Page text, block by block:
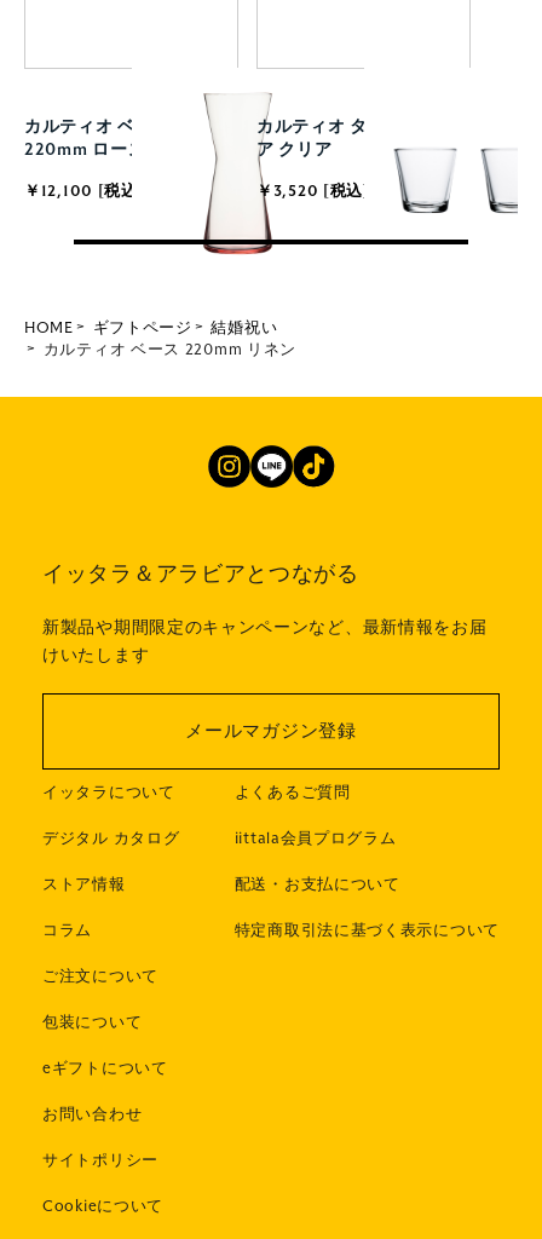
カルティオ ベース
220mm ローズ
￥12,100 [税込]
カルティオ タンブラー ペ
ア クリア
￥3,520 [税込]
HOME ギフトページ
結婚祝い
カルティオ ベース 220mm リネン
イッタラ＆アラビアとつながる
新製品や期間限定のキャンペーンなど、最新情報をお届
けいたします
メールマガジン登録
イッタラについて
デジタル カタログ
ストア情報
コラム
ご注文について
包装について
eギフトについて
よくあるご質問
iittala会員プログラム
配送・お支払について
特定商取引法に基づく表示について
お問い合わせ
サイトポリシー
Cookieについて